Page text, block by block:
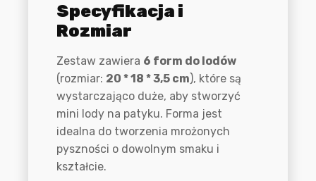
Specyfikacja i
Rozmiar
Zestaw zawiera 6 form do lodów
(rozmiar: 20 * 18 * 3,5 cm), które są
wystarczająco duże, aby stworzyć
mini lody na patyku. Forma jest
idealna do tworzenia mrożonych
pyszności o dowolnym smaku i
kształcie.